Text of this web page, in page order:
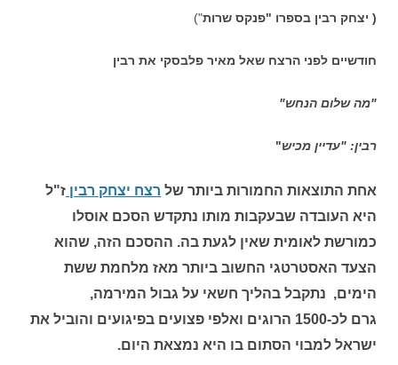
( יצחק רבין בספרו "פנקס שרות")
חודשיים לפני הרצח שאל מאיר פלבסקי את רבין
"מה שלום הנחש"
רבין: "עדיין מכיש"
אחת התוצאות החמורות ביותר של רצח יצחק רבין ז"ל
היא העובדה שבעקבות מותו נתקדש הסכם אוסלו
כמורשת לאומית שאין לגעת בה. ההסכם הזה, שהוא
הצעד האסטרטגי החשוב ביותר מאז מלחמת ששת
הימים, נתקבל בהליך חשאי על גבול המירמה,
גרם לכ-1500 הרוגים ואלפי פצועים בפיגועים והוביל את
ישראל למבוי הסתום בו היא נמצאת היום.